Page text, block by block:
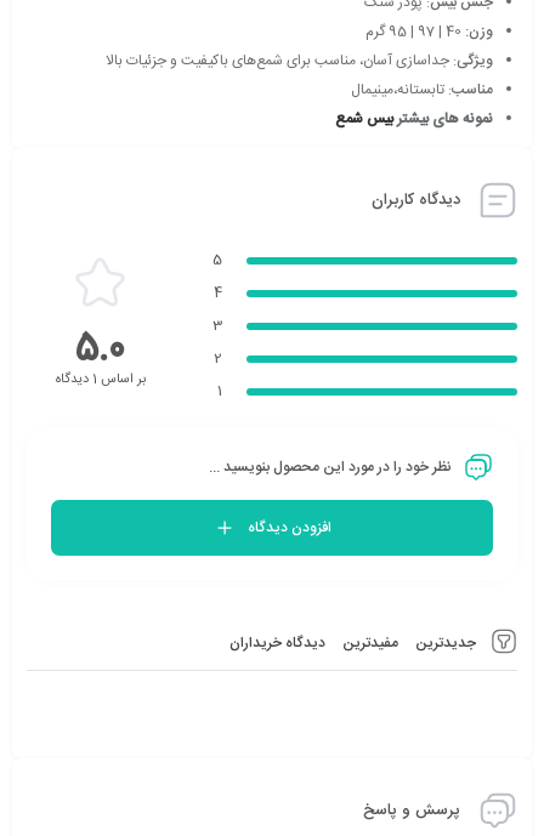
وزن: 40 | 97 | 95 گرم
ویژگی: جداسازی آسان، مناسب برای شمع‌های باکیفیت و جزئیات بالا
مناسب: تابستانه،مینیمال
نمونه های بیشتربیس شمع
دیدگاه کاربران
جدیدترین مفیدترین دیدگاه خریداران
5
4
3
2
1
5.0بر اساس 1 دیدگاه
نظر خود را در مورد این محصول بنویسید ...
افزودن دیدگاه
پرسش و پاسخ